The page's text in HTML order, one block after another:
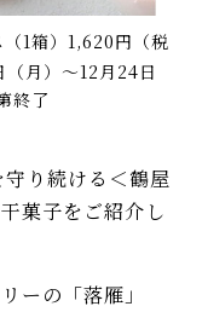
1箱）1,620円（税
月）～12月24日
終了
り続ける＜鶴屋
菓子をご紹介し
ーの「落雁」